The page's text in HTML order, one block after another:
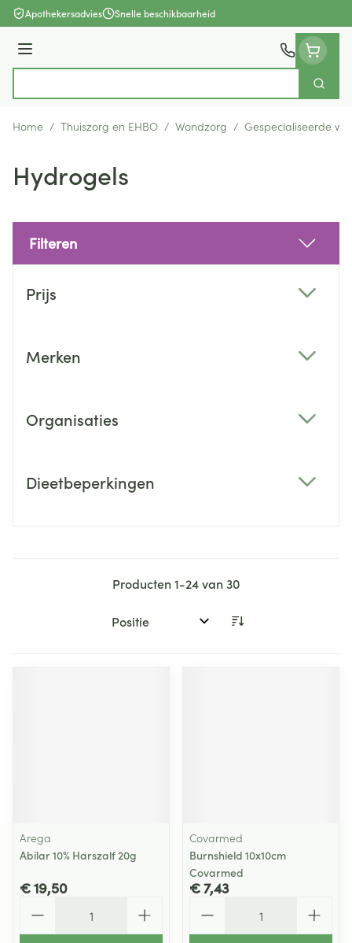
Ga naar de inhoud
Apothekersadvies Snelle beschikbaarheid
Menu
Zoek
Home / Thuiszorg en EHBO / Wondzorg / Gespecialiseerde
Hydrogels
Filteren
Prijs
Merken
Organisaties
Dieetbeperkingen
Producten1-24van30
Sorteer op:
Arega
Abilar 10% Harszalf 20g
€ 19,50
Covarmed
Burnshield 10x10cm
Covarmed
€ 7,43